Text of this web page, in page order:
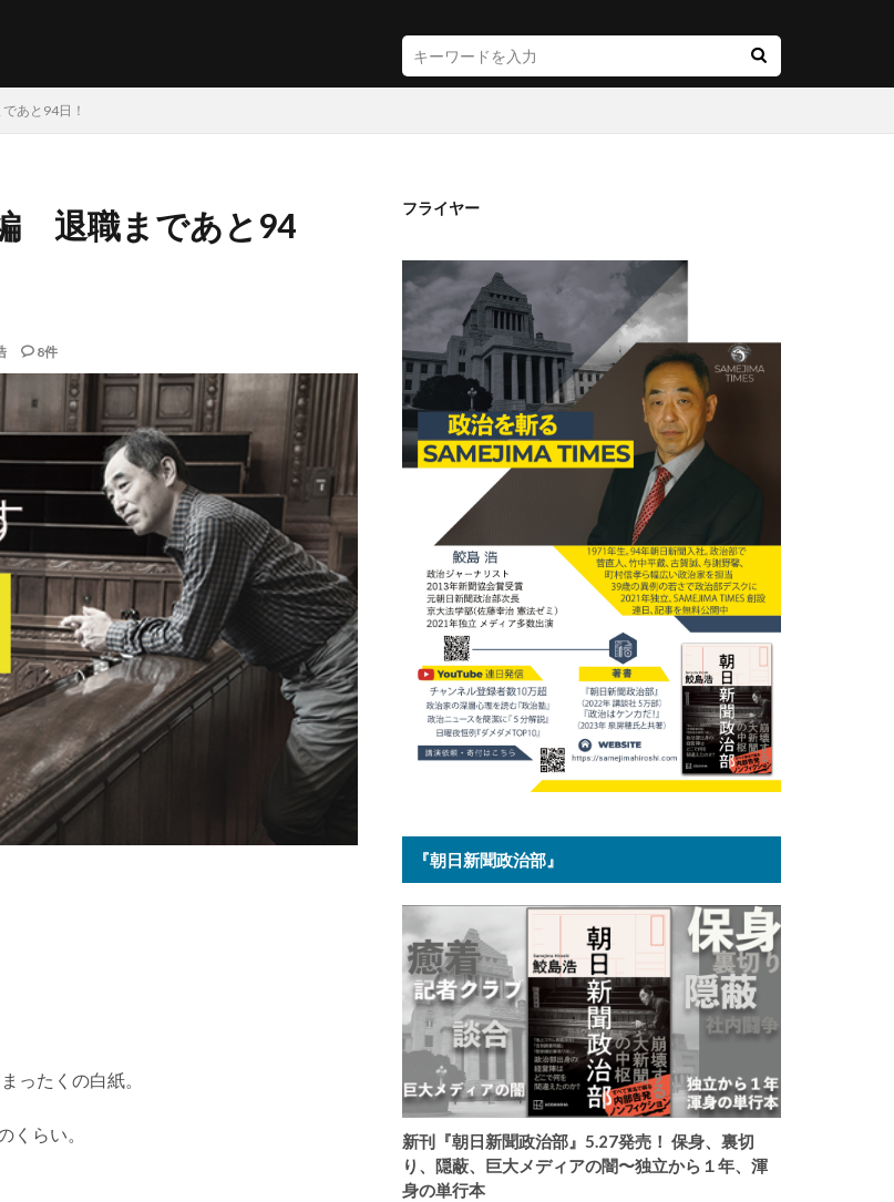
あと94日！
退職まであと94
8件
ったくの白紙。
くらい。
フライヤー
『朝日新聞政治部』
新刊『朝日新聞政治部』5.27発売！ 保身、裏切
り、隠蔽、巨大メディアの闇〜独立から１年、渾
身の単行本